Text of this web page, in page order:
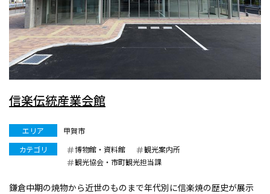
信楽伝統産業会館
エリア
甲賀市
カテゴリ
博物館・資料館
観光案内所
観光協会・市町観光担当課
鎌倉中期の焼物から近世のものまで年代別に信楽焼の歴史が展示